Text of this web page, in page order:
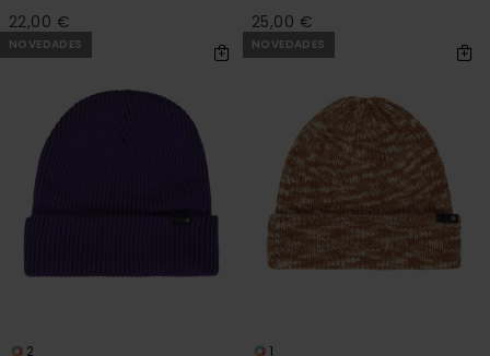
22,00 € 25,00 €
NOVEDADES
2
NOVEDADES
1